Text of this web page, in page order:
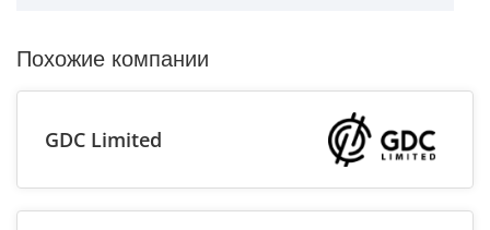
Похожие компании
GDC Limited